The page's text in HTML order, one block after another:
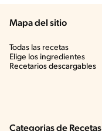
Mapa del sitio
Todas las recetas
Elige los ingredientes
Recetarios descargables
Categorias de Recetas